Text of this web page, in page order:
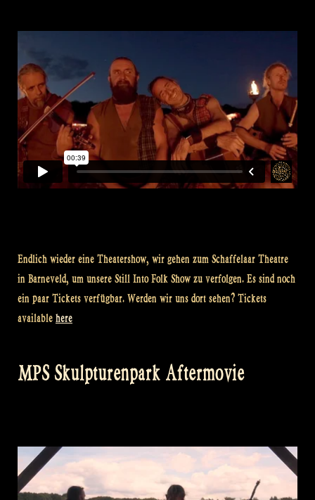
Endlich wieder eine Theatershow, wir gehen zum Schaffelaar Theatre
in Barneveld, um unsere Still Into Folk Show zu verfolgen. Es sind noch
ein paar Tickets verfügbar. Werden wir uns dort sehen? Tickets
available here
MPS Skulpturenpark Aftermovie